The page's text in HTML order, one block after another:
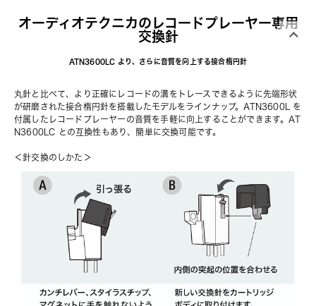
オーディオテクニカのレコードプレーヤー専用
交換針
ATN3600LC より、さらに音質を向上する接合楕円針
丸針と比べて、より正確にレコードの溝をトレースできるように先端形状
が研磨された接合楕円針を搭載したモデルをラインナップ。ATN3600L を
付属したレコードプレーヤーの音質を手軽に向上することができます。AT
N3600LC との互換性もあり、簡単に交換可能です。
＜針交換のしかた＞